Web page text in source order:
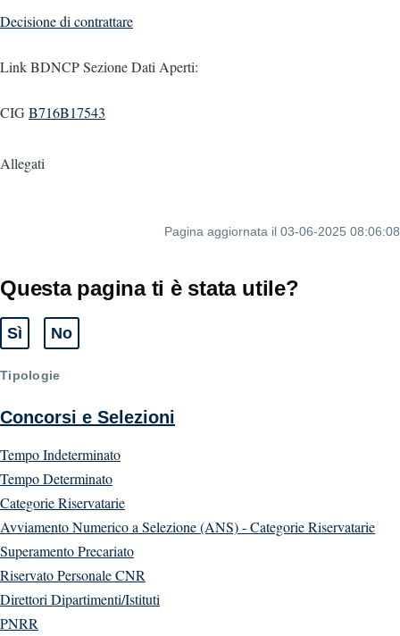
Decisione di contrattare
Link BDNCP Sezione Dati Aperti:
CIGB716B17543
Allegati
Pagina aggiornata il 03-06-2025 08:06:08
Questa pagina ti è stata utile?
Sì
Tipologie
Concorsi e Selezioni
Tempo Indeterminato
Tempo Determinato
Categorie Riservatarie
Avviamento Numerico a Selezione (ANS) - Categorie Riservatarie
Superamento Precariato
Riservato Personale CNR
Direttori Dipartimenti/Istituti
PNRR